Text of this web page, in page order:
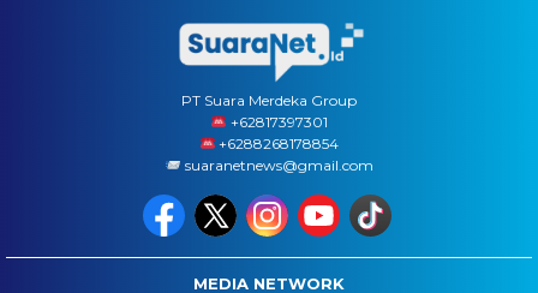
PT Suara Merdeka Group
‪+62817397301
+6288268178854
suaranetnews@gmail.com
MEDIA NETWORK